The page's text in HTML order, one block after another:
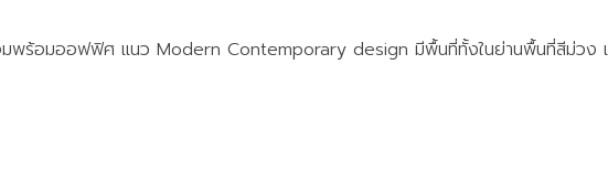
มพร้อมออฟฟิศ แนว Modern Contemporary design มีพื้นที่ทั้งในย่านพื้นที่สีม่วง แ